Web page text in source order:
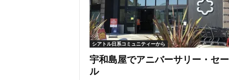
シアトル日系コミュニティーから
宇和島屋でアニバーサリー・セー
ル